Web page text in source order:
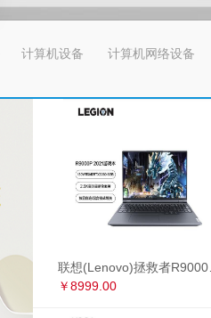
计算机设备 计算机网络设备
￥8999.00